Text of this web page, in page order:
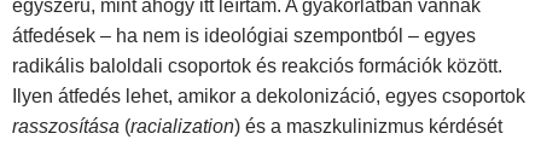
egyszerű, mint ahogy itt leírtam. A gyakorlatban vannak
átfedések – ha nem is ideológiai szempontból – egyes
radikális baloldali csoportok és reakciós formációk között.
Ilyen átfedés lehet, amikor a dekolonizáció, egyes csoportok
rasszosítása (racialization) és a maszkulinizmus kérdését